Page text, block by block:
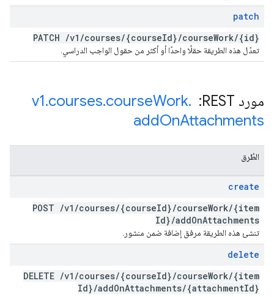
patch
PATCH /v1 /courses/{courseId}/courseWork/{id}
تعدّل هذه الطريقة حقلًا واحدًا أو أكثر من حقول الواجب الدراسي.
مورد REST: ‏ v1.courses.courseWork.
addOnAttachments
الطُرق
create
POST /v1 /courses/{courseId}/courseWork/{item
Id}/addOnAttachments
تنشئ هذه الطريقة مرفق إضافة ضمن منشور.
delete
DELETE /v1 /courses/{courseId}/courseWork/{item
Id}/addOnAttachments/{attachmentId}